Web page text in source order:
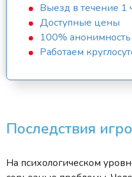
Выезд в течение 1
Доступные цены
100% анонимность
Работаем
Последствия
На психологическом